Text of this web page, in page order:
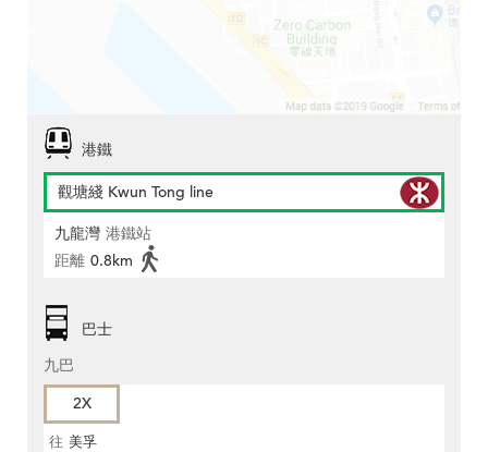
港鐵
觀塘綫 Kwun Tong line
九龍灣 港鐵站
距離 0.8km
巴士
九巴
2X
往 美孚